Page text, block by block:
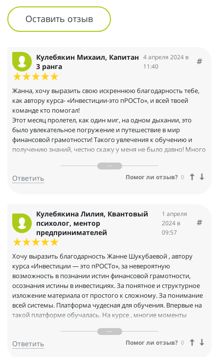
Оставить отзыв
Кулебякин Михаил, Капитан
3 ранга
4 апреля 2024 в
11:40
Жанна, хочу выразить свою искреннюю благодарность тебе,
как автору курса- «Инвестиции-это пРОСТо», и всей твоей
команде кто помогал!
Этот месяц пролетел, как один миг, на одном дыхании, это
было увлекательное погружение и путешествие в мир
финансовой грамотности! Такого увлечения к обучению и
получению знаний, честно скажу у меня не было давно! Много
обучения просто КЛАСС!
Для меня, как новичка в области финансов, а тем более
«Инвестиции-это пРОСТо»- я стал финансово грамотным
человеком! На одном из уроков я сказал: «Что данный курс
можно и нужно преподавать в школе, что бы наша молодеж
уже с молодости была финансово грамотная!»
Жанна, еще раз огромная БЛАГОДАРНОСТЬ тебе за курс!
Ответить Помог ли отзыв? 0
Кулебякина Лилия, Квантовый
психолог, ментор
предпринимателей
1 апреля
2024 в
09:57
Хочу выразить благодарность Жанне Шукубаевой , автору
курса «Инвестиции — это пРОСТо», за невероятную
возможность в познании истин финансовой грамотности,
осознания истины в инвестициях. За понятное и структурное
изложение материала от простого к сложному. За понимание
всей системы. Платформа чудесная для обучения. Впервые на
такой платформе обучалась. На курсе , многие моменты
какую модель выбрать , как анализировать и видеть тренд ,
чтобы не терять деньги, а приумножать. И это невероятная
Ответить Помог ли отзыв? 0